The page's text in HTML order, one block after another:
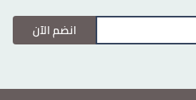
انضم الآن